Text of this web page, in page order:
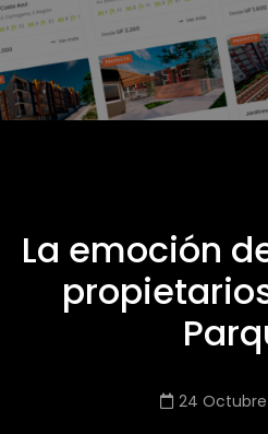
La emoción
24 Octubre